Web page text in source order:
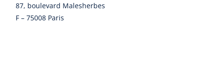
87, boulevard Malesherbes
F – 75008 Paris